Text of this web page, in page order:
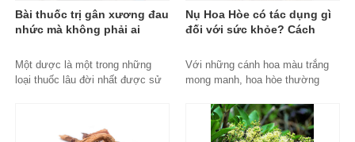
xuyen-o, mua-xuyen-o-dau,
xuyen-o-uy-tin, xuyen-o-chinh-
Bài thuốc trị gân xương đau
nhức mà không phải ai
Bài thuốc chữa bệnh
Một dược là một trong những
loại thuốc lâu đời nhất được sử
Nụ Hoa Hòe có tác dụng gì
đối với sức khỏe? Cách
để chuẩn nhất
Với những cánh hoa màu trắng
mong manh, hoa hòe thường
cảnh để làm đẹp cho khu vườn
quanh nhà. Không những vậy, trà